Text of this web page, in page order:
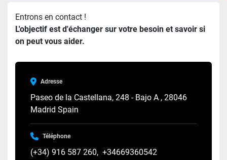
Entrons en contact !
L'objectif est d'échanger sur votre besoin et savoir si
on peut vous aider.
Adresse
Paseo de la Castellana, 248 - Bajo A , 28046
Madrid Spain
Téléphone
(+34) 916 587 260 +34669360542